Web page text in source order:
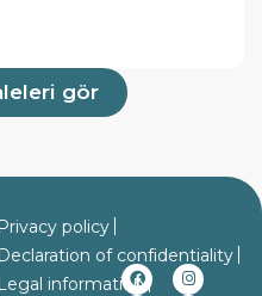
gör
Privacy policy
Declaration of confidentiality
Legal information